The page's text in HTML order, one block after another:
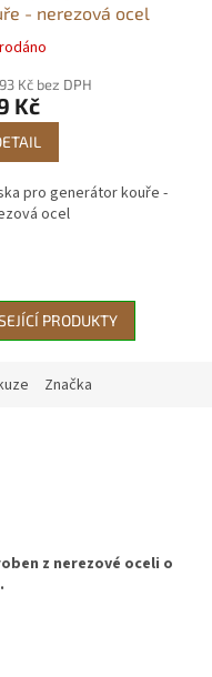
- nerezová ocel
Kč bez DPH
Kč
pro generátor kouře -
ocel
PRODUKTY
Značka
z nerezové oceli o